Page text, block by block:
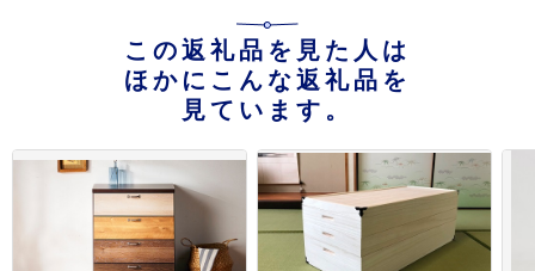
この返礼品を見た人は
ほかにこんな返礼品を
見ています。